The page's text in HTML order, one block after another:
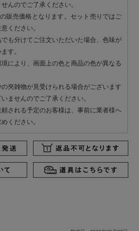
んのでご了承ください。
販売価格となります。セット売りではご
ください。
も分けてご注文いただいた場合、色味が
す。
により、画面上の色と商品の色が異なる
夾雑物が見受けられる場合がございます
ませんのでご了承ください。
される予定のお客様は、事前に業者様へ
ください。